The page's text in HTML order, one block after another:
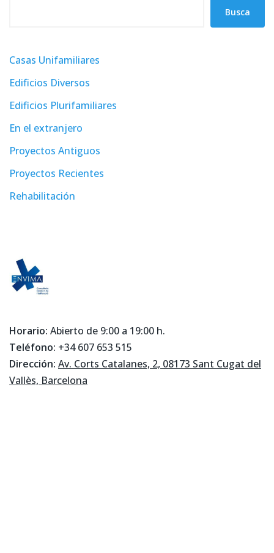
Busca
Casas Unifamiliares
Edificios Diversos
Edificios Plurifamiliares
En el extranjero
Proyectos Antiguos
Proyectos Recientes
Rehabilitación
Horario: Abierto de 9:00 a 19:00 h.
Teléfono: +34 607 653 515
Dirección: Av. Corts Catalanes, 2, 08173 Sant Cugat del
Vallès, Barcelona